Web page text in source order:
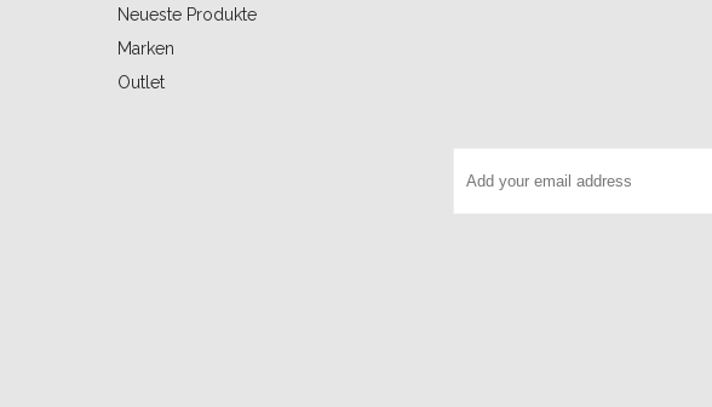
Neueste Produkte
Marken
Outlet